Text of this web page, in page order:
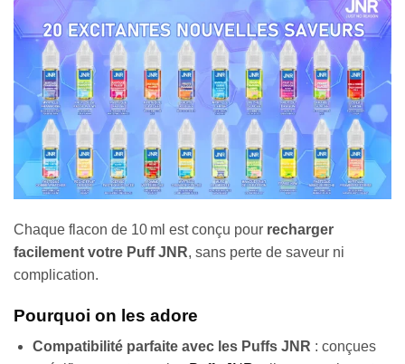
Chaque flacon de 10 ml est conçu pour recharger
facilement votre Puff JNR, sans perte de saveur ni
complication.
Pourquoi on les adore
Compatibilité parfaite avec les Puffs JNR : conçues